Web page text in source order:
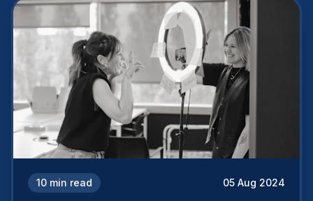
10 min read 05 Aug 2024